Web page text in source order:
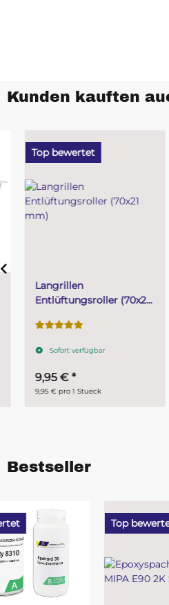
Kunden kauften
Top bewertet
Langrillen
Entlüftungsroller (70x21
Sofort verfügbar
9,95 €*
9,95 € pro 1 Stueck
Bestseller
Top bewertet